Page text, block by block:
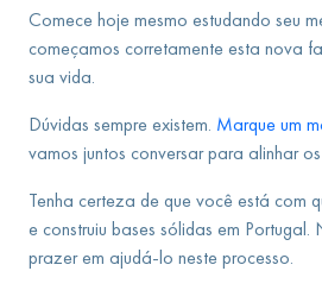
Comece hoje mesmo estudando seu
começamos corretamente esta nova
sua vida.
Dúvidas sempre existem. Marque um
vamos juntos conversar para alinhar
Tenha certeza de que você está com
e construiu bases sólidas em
prazer em ajudá-lo neste processo.